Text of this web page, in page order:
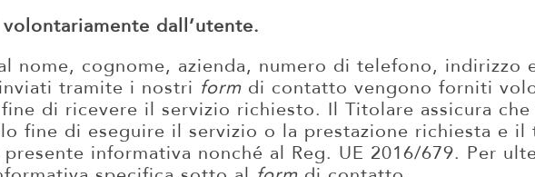
dall’utente.
nome, cognome, azienda, numero di telefono, indirizzo
tramite i nostri formdi contatto vengono forniti
di ricevere il servizio richiesto. Il Titolare assicura
fine di eseguire il servizio o la prestazione richiesta e il
informativa nonché al Reg. UE 2016/679. Per